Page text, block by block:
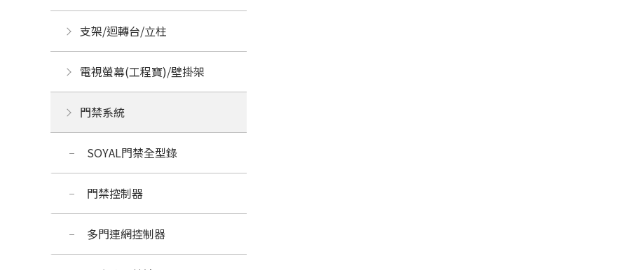
支架/迴轉台/立柱
電視螢幕(工程寶)/壁掛架
門禁系統
SOYAL門禁全型錄
門禁控制器
多門連網控制器